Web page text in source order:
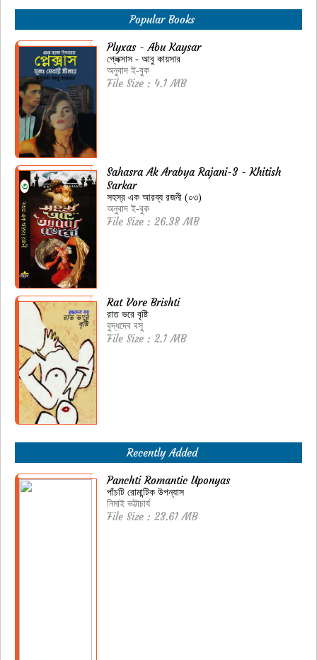
Popular Books
Plyxas - Abu Kaysar
প্লেক্সাস - আবু কায়সার
অনুবাদ ই-বুক
File Size : 4.1 MB
Sahasra Ak Arabya Rajani-3 - Khitish
Sarkar
সহস্র এক আরব্য রজনী (০৩)
অনুবাদ ই-বুক
File Size : 26.38 MB
Rat Vore Brishti
রাত ভরে বৃষ্টি
বুদ্ধদেব বসু
File Size : 2.1 MB
Recently Added
Panchti Romantic Uponyas
পাঁচটি রোমান্টিক উপন্যাস
নিমাই ভট্টাচার্য
File Size : 23.61 MB